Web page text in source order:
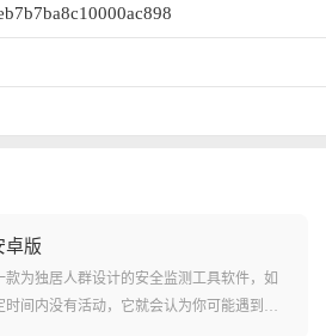
卓版
款为独居人群设计的安全监测工具软件，如
时间内没有活动，它就会认为你可能遇到了